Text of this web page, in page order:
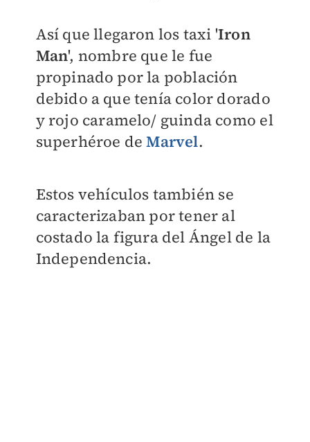
Así que llegaron los taxi 'Iron
Man', nombre que le fue
propinado por la población
debido a que tenía color dorado
y rojo caramelo/ guinda como el
superhéroe deMarvel.
Estos vehículos también se
caracterizaban por tener al
costado la figura del Ángel de la
Independencia.